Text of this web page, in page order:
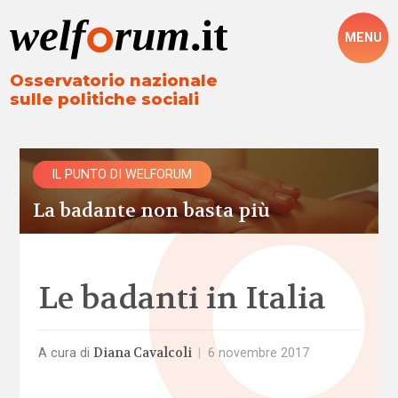
Osservatorio nazionale
sulle politiche sociali
MENU
IL PUNTO DI WELFORUM
La badante non basta più
Le badanti in Italia
A cura di Diana Cavalcoli 6 novembre 2017